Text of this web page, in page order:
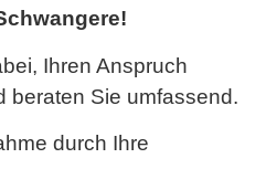
Ihren Anspruch
beraten Sie umfassend.
durch Ihre